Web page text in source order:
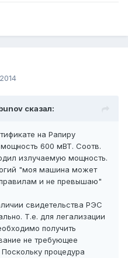
сказал:
на Рапиру
600 мВТ. Соотв.
излучаемую мощность.
"моя машина может
и не превышаю"
свидетельства РЭС
Т.е. для легализации
получить
не требующее
процедура